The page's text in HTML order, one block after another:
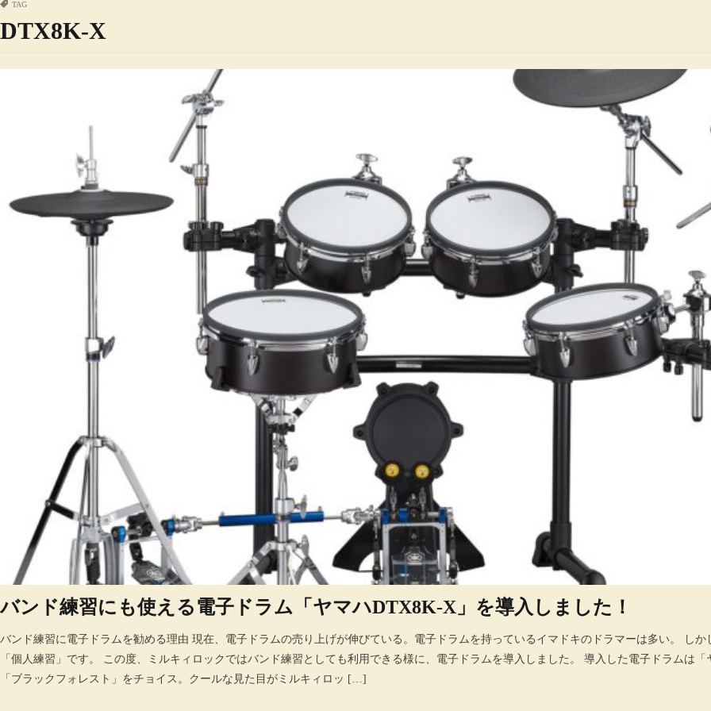
TAG
DTX8K-X
バンド練習にも使える電子ドラム「ヤマハDTX8K-X」を導入しました！
バンド練習に電子ドラムを勧める理由 現在、電子ドラムの売り上げが伸びている。電子ドラムを持っているイマドキのドラマーは多い。 し
「個人練習」です。 この度、ミルキィロックではバンド練習としても利用できる様に、電子ドラムを導入しました。 導入した電子ドラムは
「ブラックフォレスト」をチョイス。クールな見た目がミルキィロッ […]